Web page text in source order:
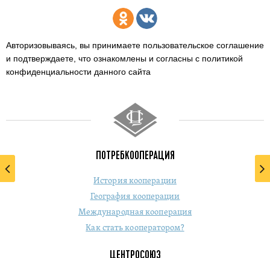
Авторизовываясь, вы принимаете пользовательское соглашение
и подтверждаете, что ознакомлены и согласны с политикой
конфиденциальности данного сайта
ПОТРЕБКООПЕРАЦИЯ
История кооперации
География кооперации
Международная кооперация
Как стать кооператором?
ЦЕНТРОСОЮЗ